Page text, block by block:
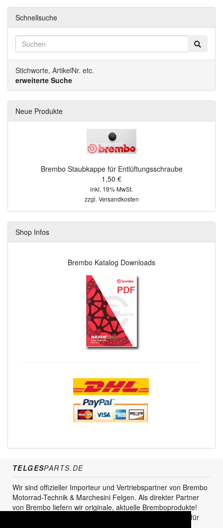
Schnellsuche
Stichworte, ArtikelNr. etc.
erweiterte Suche
Neue Produkte
Brembo Staubkappe für Entlüftungsschraube
1,50 €
inkl. 19% MwSt.
zzgl. Versandkosten
Shop Infos
Brembo Katalog Downloads
TELGESPARTS.DE
Wir sind offizieller Importeur und Vertriebspartner von Brembo
Motorrad-Technik & Marchesini Felgen. Als direkter Partner
von Brembo liefern wir originale, aktuelle Bremboprodukte!
Unser Service steht sowohl für den Endkunden als auch für